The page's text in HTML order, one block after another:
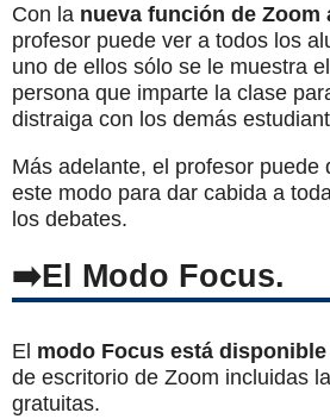
Con la nueva función de Zoom
profesor puede ver a todos los
uno de ellos sólo se le muestra
persona que imparte la clase
distraiga con los demás
Más adelante, el profesor puede
este modo para dar cabida a
los debates.
El Modo Focus.
El modo Focus está disponible
de escritorio de Zoom incluidas
gratuitas.